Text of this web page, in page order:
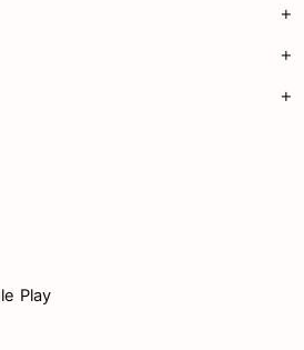
+
+
+